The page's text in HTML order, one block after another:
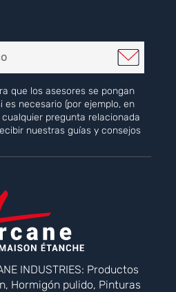
que los asesores se pongan
necesario (por ejemplo, en
pregunta relacionada
nuestras guías y consejos
INDUSTRIES: Productos
Hormigón pulido, Pinturas